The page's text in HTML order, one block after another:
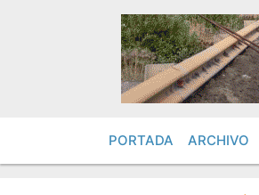
PORTADA ARCHIVO